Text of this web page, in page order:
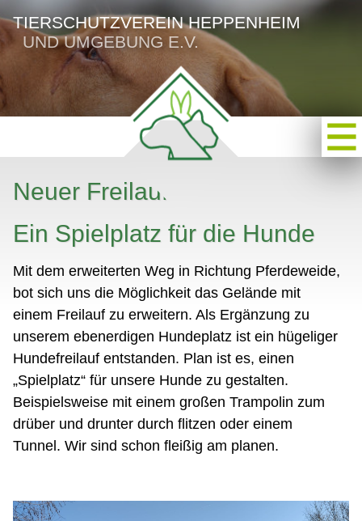
TIERSCHUTZVEREIN HEPPENHEIM
UND UMGEBUNG E.V.
Neuer Freilauf
Ein Spielplatz für die Hunde
Mit dem erweiterten Weg in Richtung Pferdeweide,
bot sich uns die Möglichkeit das Gelände mit
einem Freilauf zu erweitern. Als Ergänzung zu
unserem ebenerdigen Hundeplatz ist ein hügeliger
Hundefreilauf entstanden. Plan ist es, einen
„Spielplatz“ für unsere Hunde zu gestalten.
Beispielsweise mit einem großen Trampolin zum
drüber und drunter durch flitzen oder einem
Tunnel. Wir sind schon fleißig am planen.